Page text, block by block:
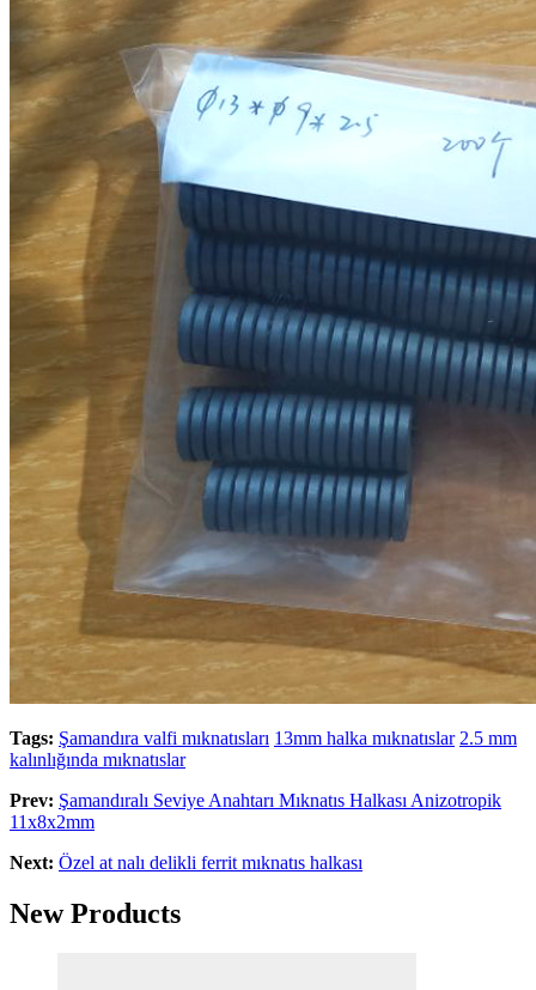
Tags: Şamandıra valfi mıknatısları 13mm halka mıknatıslar 2.5 mm
kalınlığında mıknatıslar
Prev: Şamandıralı Seviye Anahtarı Mıknatıs Halkası Anizotropik
11x8x2mm
Next: Özel at nalı delikli ferrit mıknatıs halkası
New Products